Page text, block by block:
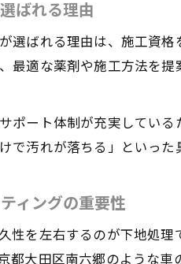
熟練技術
熟練
カー
技術
愛車保護
最新
ばれる理由
選ばれる理由は、施工資
最適な薬剤や施工方法を
ポート体制が充実してい
で汚れが落ちる」といった
ィングの重要性
性を左右するのが下地処
都大田区南六郷のような